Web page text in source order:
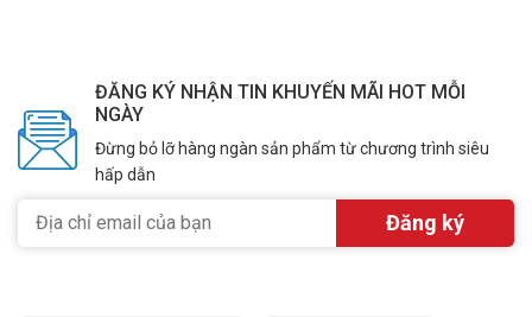
– Xuất xứ: Trung Quốc.
– Bảo hành: 24 tháng.
Câu Hỏi Thường Gặp (FAQ)
Camera HIKVISION DS-2CD2143G2-IU có độ
phân giải bao nhiêu?
ĐĂNG KÝ NHẬN TIN KHUYẾN MÃI HOT MỖI
NGÀY
Đừng bỏ lỡ hàng ngàn sản phẩm từ chương trình siêu
hấp dẫn